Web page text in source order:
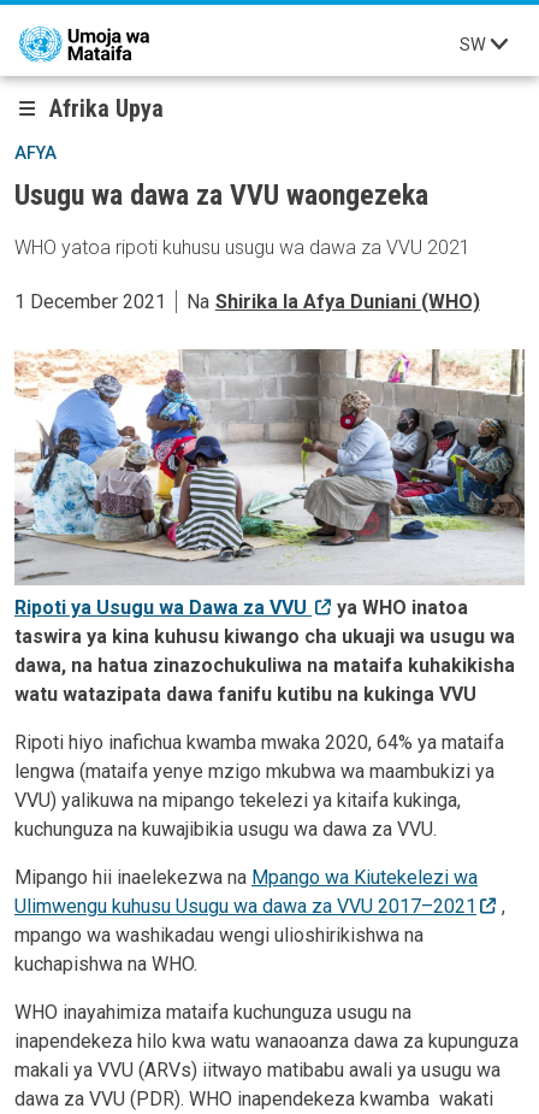
Skip to main content
SW
Afrika Upya
AFYA
Usugu wa dawa za VVU waongezeka
WHO yatoa ripoti kuhusu usugu wa dawa za VVU 2021
1 December 2021 Na Shirika la Afya Duniani (WHO)
Ripoti ya Usugu wa Dawa za VVU
ya WHO inatoa
taswira ya kina kuhusu kiwango cha ukuaji wa usugu wa
dawa, na hatua zinazochukuliwa na mataifa kuhakikisha
watu watazipata dawa fanifu kutibu na kukinga VVU
Ripoti hiyo inafichua kwamba mwaka 2020, 64% ya mataifa
lengwa (mataifa yenye mzigo mkubwa wa maambukizi ya
VVU) yalikuwa na mipango tekelezi ya kitaifa kukinga,
kuchunguza na kuwajibikia usugu wa dawa za VVU.
Mipango hii inaelekezwa na Mpango wa Kiutekelezi wa
Ulimwengu kuhusu Usugu wa dawa za VVU 2017–2021
,
mpango wa washikadau wengi ulioshirikishwa na
kuchapishwa na WHO.
WHO inayahimiza mataifa kuchunguza usugu na
inapendekeza hilo kwa watu wanaoanza dawa za kupunguza
makali ya VVU (ARVs) iitwayo matibabu awali ya usugu wa
dawa za VVU (PDR). WHO inapendekeza kwamba wakati